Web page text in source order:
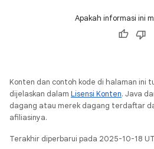
Apakah informasi ini
Konten dan contoh kode di halaman ini
dijelaskan dalam Lisensi Konten. Java
dagang atau merek dagang terdaftar
afiliasinya.
Terakhir diperbarui pada 2025-10-18